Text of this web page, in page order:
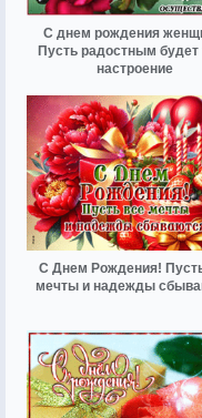
С днем рождения
Пусть радостным будет
настроение
С Днем Рождения!
мечты и надежды